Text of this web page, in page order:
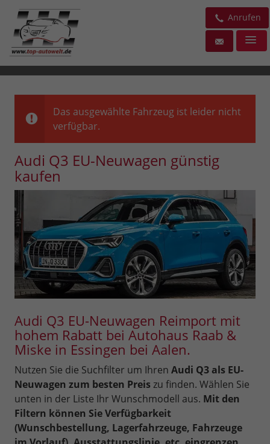
Anrufen
Das ausgewählte Fahrzeug ist leider nicht
verfügbar.
Audi Q3 EU-Neuwagen günstig
kaufen
Audi Q3 EU-Neuwagen Reimport mit
hohem Rabatt bei Autohaus Raab &
Miske in Essingen bei Aalen.
Nutzen Sie die Suchfilter um Ihren Audi Q3 als EU-
Neuwagen zum besten Preis zu finden. Wählen Sie
unten in der Liste Ihr Wunschmodell aus. Mit den
Filtern können Sie Verfügbarkeit
(Wunschbestellung, Lagerfahrzeuge, Fahrzeuge